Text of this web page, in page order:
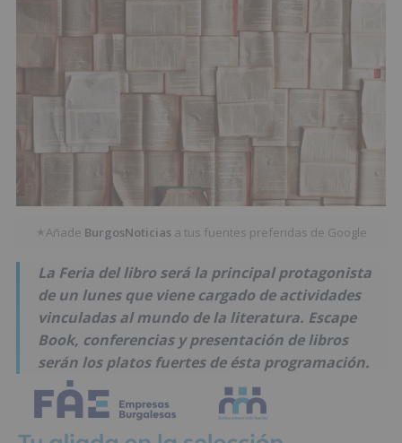
★Añade BurgosNoticias a tus fuentes preferidas de Google
La Feria del libro será la principal protagonista
de un lunes que viene cargado de actividades
vinculadas al mundo de la literatura. Escape
Book, conferencias y presentación de libros
serán los platos fuertes de ésta programación.